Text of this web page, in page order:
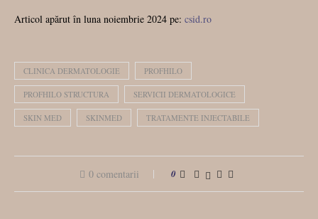
Articol apărut în luna noiembrie 2024 pe: csid.ro
CLINICA DERMATOLOGIE PROFHILO
PROFHILO STRUCTURA SERVICII DERMATOLOGICE
SKIN MED SKINMED TRATAMENTE INJECTABILE
0 comentarii 0